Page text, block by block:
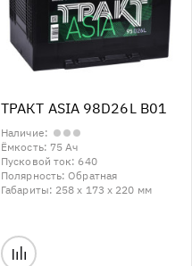
ТРАКТ ASIA 98D26L B01
Наличие:
Ёмкость: 75 Ач
Пусковой ток: 640
Полярность:Обратная
Габариты: 258 x 173 x 220 мм